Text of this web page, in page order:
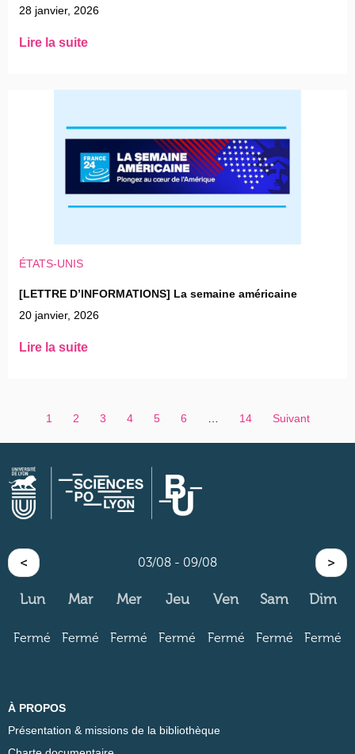
28 janvier, 2026
Lire la suite
ÉTATS-UNIS
[LETTRE D’INFORMATIONS] La semaine américaine
20 janvier, 2026
Lire la suite
1 2 3 4 5 6 … 14 Suivant
>
< 03/08 - 09/08
Lun
Fermé
Mar
Fermé
Mer
Fermé
Jeu
Fermé
Ven
Fermé
Sam
Fermé
Dim
Fermé
À PROPOS
Présentation & missions de la bibliothèque